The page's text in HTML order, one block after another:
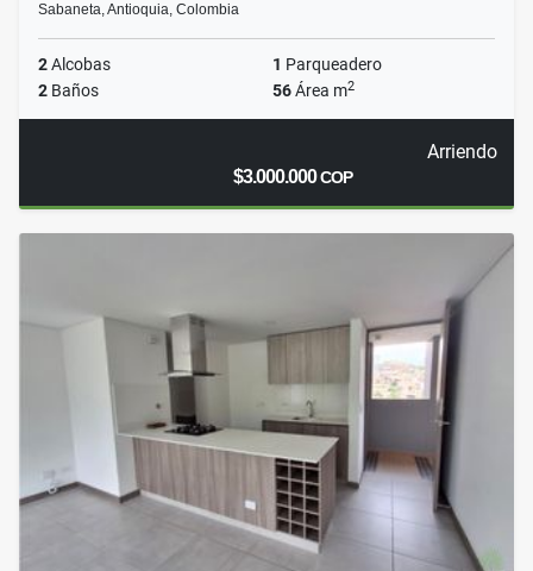
Sabaneta, Antioquia, Colombia
2Alcobas 1 Parqueadero
2 Baños 56Área m2
Arriendo
$3.000.000COP